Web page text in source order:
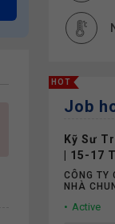
HOT
Job
Kỹ Sư
| 15-17
CÔNG TY
NHÀ
Active